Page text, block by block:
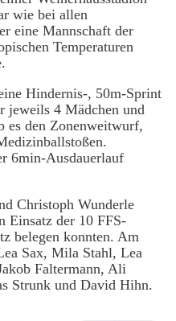
wie bei allen
eine Mannschaft der
Temperaturen
Hindernis-, 50m-Sprint
jeweils 4 Mädchen und
es den Zonenweitwurf,
6min-Ausdauerlauf
Christoph Wunderle
Einsatz der 10 FFS-
belegen konnten. Am
Sax, Mila Stahl, Lea
Faltermann, Ali
Strunk und David Hihn.